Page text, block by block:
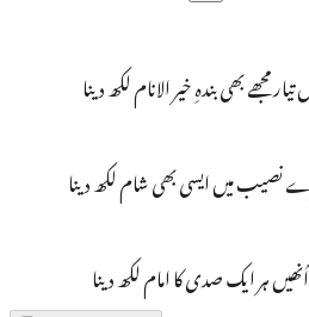
بھی بندہِ خیر الانام لکھ دینا
نصیب میں ایسی بھی شام لکھ دینا
ہر ایک صدی کا امام لکھ دینا